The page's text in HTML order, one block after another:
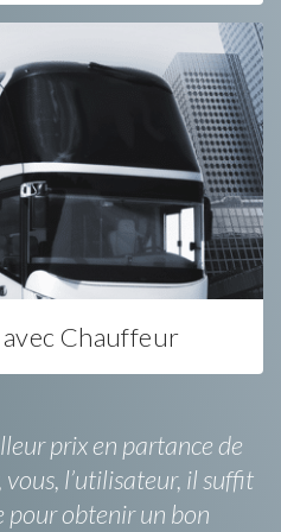
Chauffeur
prix en partance de
l’utilisateur, il suffit
obtenir un bon